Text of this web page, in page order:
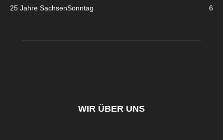
25 Jahre SachsenSonntag
6
WIR ÜBER UNS